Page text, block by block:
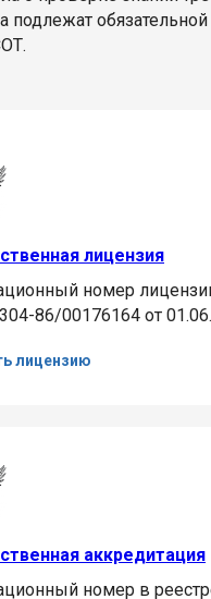
подлежат обязательной
лицензия
номер
86/00176164 от
лицензию
аккредитация
номер в